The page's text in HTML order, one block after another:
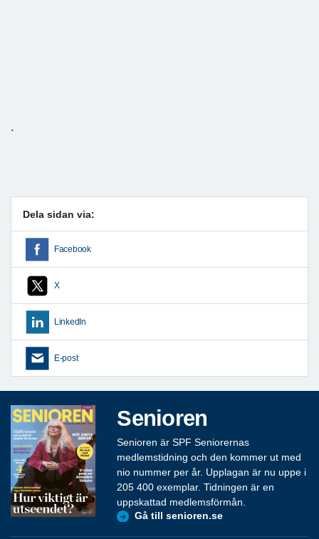
.
Dela sidan via:
Facebook
X
LinkedIn
E-post
Senioren
Senioren är SPF Seniorernas
medlemstidning och den kommer ut med
nio nummer per år. Upplagan är nu uppe i
205 400 exemplar. Tidningen är en
uppskattad medlemsförmån.
Gå till senioren.se